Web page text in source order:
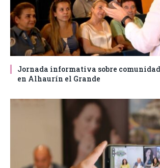
Jornada informativa sobre
en Alhaurín el Grande